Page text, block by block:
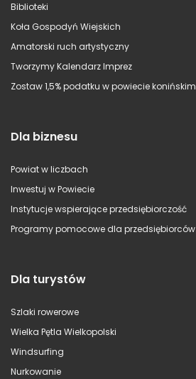
Biblioteki
Koła Gospodyń Wiejskich
Amatorski ruch artystyczny
Tworzymy Kalendarz Imprez
Zostaw 1,5% podatku w powiecie konińskim
Dla biznesu
Powiat w liczbach
Inwestuj w Powiecie
Instytucje wspierające przedsiębiorczość
Programy pomocowe dla przedsiębiorców
Dla turystów
Szlaki rowerowe
Wielka Pętla Wielkopolski
Windsurfing
Nurkowanie